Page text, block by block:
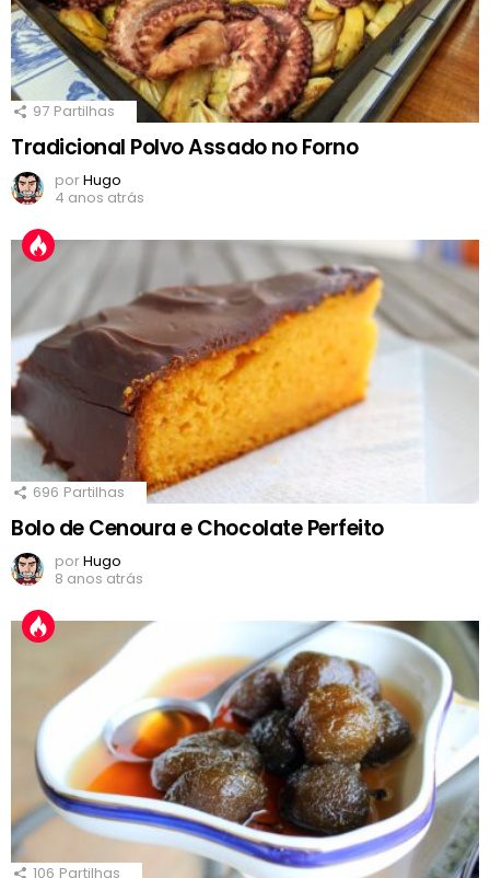
97 Partilhas
Tradicional Polvo Assado no Forno
porHugo
4 anos atrás
696 Partilhas
Bolo de Cenoura e Chocolate Perfeito
porHugo
8 anos atrás
106 Partilhas